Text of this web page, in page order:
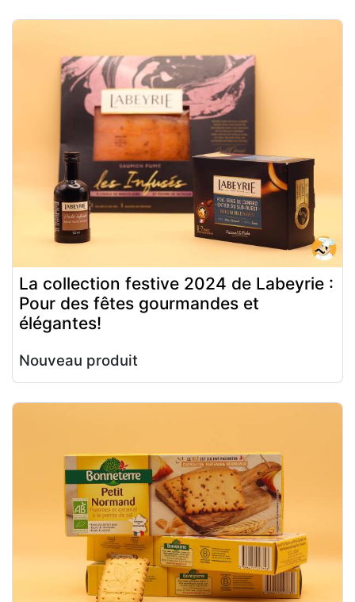
La collection festive 2024 de Labeyrie :
Pour des fêtes gourmandes et
élégantes!
Nouveau produit